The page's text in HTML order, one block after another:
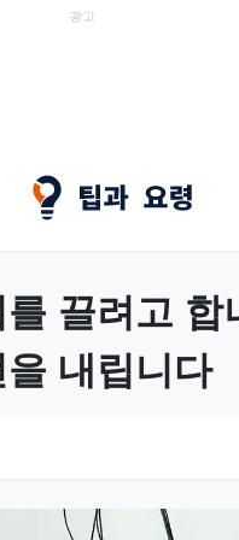
광고
끌려고
내립니다